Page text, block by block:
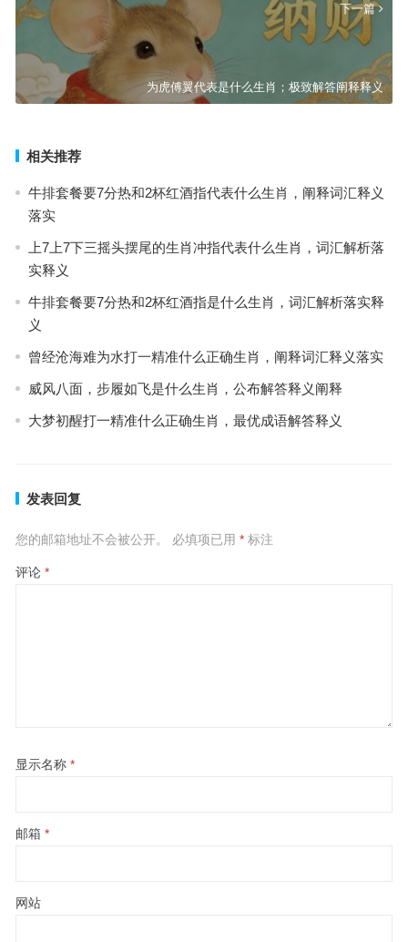
下一篇
为虎傅翼代表是什么生肖；极致解答阐释释义
相关推荐
牛排套餐要7分热和2杯红酒指代表什么生肖，阐释词汇释义
落实
上7上7下三摇头摆尾的生肖冲指代表什么生肖，词汇解析落
实释义
牛排套餐要7分热和2杯红酒指是什么生肖，词汇解析落实释
义
曾经沧海难为水打一精准什么正确生肖，阐释词汇释义落实
威风八面，步履如飞是什么生肖，公布解答释义阐释
大梦初醒打一精准什么正确生肖，最优成语解答释义
发表回复
您的邮箱地址不会被公开。 必填项已用 *标注
评论 *
显示名称 *
邮箱 *
网站